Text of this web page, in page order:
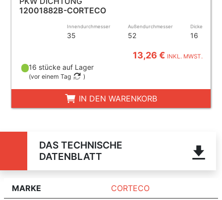
12001882B-CORTECO
Innendurchmesser
35
Außendurchmesser
52
Dicke
16
13,26 € INKL. MWST.
16 stücke auf Lager
(vor einem Tag )
IN DEN WARENKORB
DAS TECHNISCHE
DATENBLATT
MARKE CORTECO